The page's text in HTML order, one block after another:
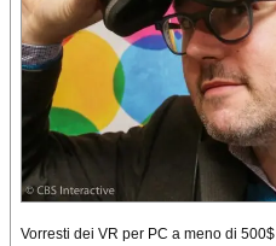
Vorresti dei VR per PC a meno di 500$